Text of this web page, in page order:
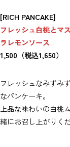
[RICH PANCAKE]
フレッシュ白桃とマ
ラレモンソース
1,500（税込1,650）
フレッシュなみずみ
なパンケーキ。
上品な味わいの白桃
緒にお召し上がりくだ